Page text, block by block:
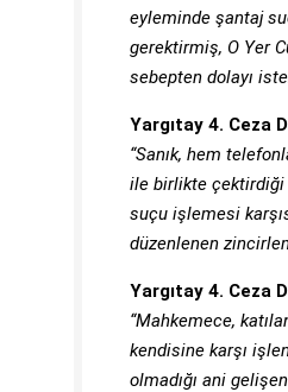
eyleminde şantaj
gerektirmiş, O Yer
sebepten dolayı
Yargıtay 4. Ceza
“Sanık, hem
ile birlikte çektirdiği
suçu işlemesi
düzenlenen
Yargıtay 4. Ceza
“Mahkemece,
kendisine karşı
olmadığı ani